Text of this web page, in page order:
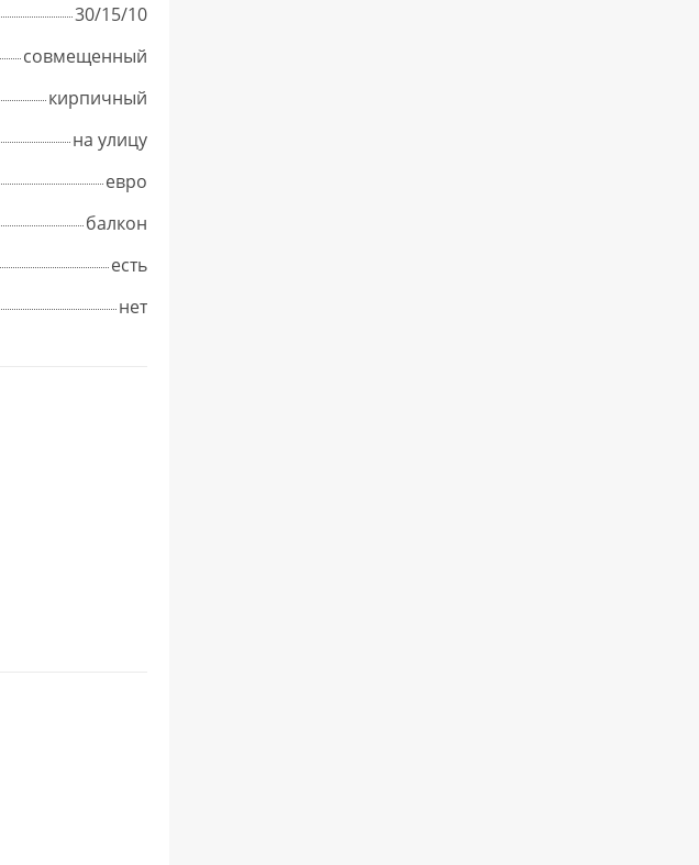
30/15/10
совмещенный
кирпичный
на улицу
евро
балкон
есть
нет